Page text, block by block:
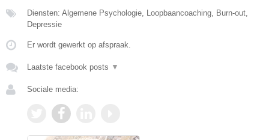
Diensten: Algemene Psychologie, Loopbaancoaching, Burn-out,
Depressie
Er wordt gewerkt op afspraak.
Laatste facebook posts ▼
Sociale media: